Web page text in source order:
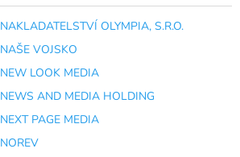
NAKLADATELSTVÍ OLYMPIA, S.R.O.
NAŠE VOJSKO
NEW LOOK MEDIA
NEWS AND MEDIA HOLDING
NEXT PAGE MEDIA
NOREV